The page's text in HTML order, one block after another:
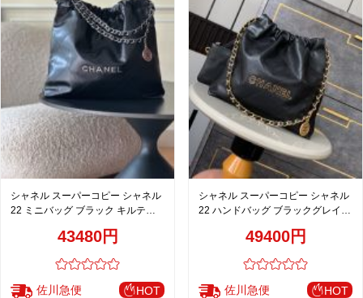
シャネル スーパーコピー シャネル
22 ミニバッグ ブラック キルティ
43480円
佐川急便 HOT
シャネル スーパーコピー シャネル
22 ハンドバッグ ブラックグレイン
49400円
佐川急便 HOT